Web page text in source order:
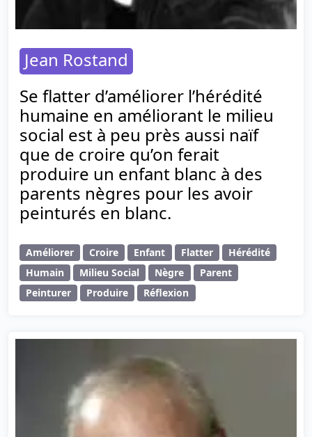
Jean Rostand
Se flatter d’améliorer l’hérédité
humaine en améliorant le milieu
social est à peu près aussi naïf
que de croire qu’on ferait
produire un enfant blanc à des
parents nègres pour les avoir
peinturés en blanc.
Améliorer Croire Enfant Flatter
Hérédité
Humain
Milieu Social Nègre
Parent
Peinturer
Produire Réflexion